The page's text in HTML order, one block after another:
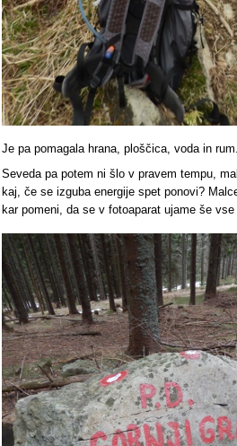
Je pa pomagala hrana, ploščica, voda in
Seveda pa potem ni šlo v pravem tempu,
kaj, če se izguba energije spet ponovi?
kar pomeni, da se v fotoaparat ujame še vse